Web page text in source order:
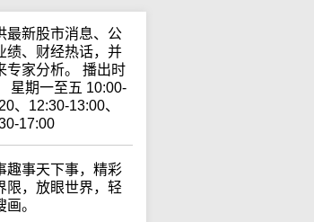
最新股市消息、公
绩、财经热话，并
专家分析。 播出时
星期一至五 10:00-
、12:30-13:00、
17:00
趣事天下事，精彩
限，放眼世界，轻
画。